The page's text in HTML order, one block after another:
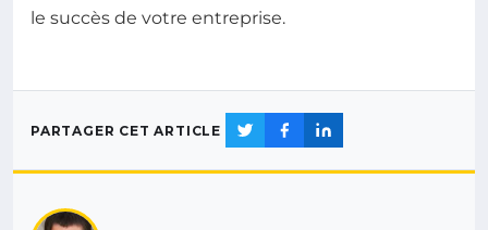
le succès de votre entreprise.
PARTAGER CET ARTICLE